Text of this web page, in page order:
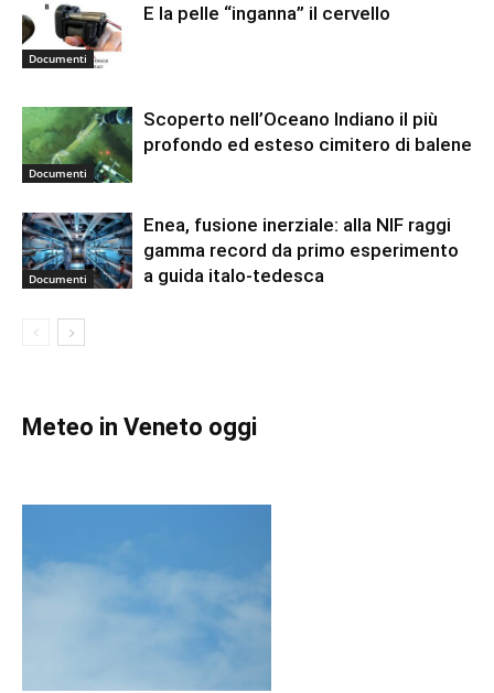
Documenti
E la pelle “inganna” il cervello
Documenti
Scoperto nell’Oceano Indiano il più
profondo ed esteso cimitero di balene
Documenti
Enea, fusione inerziale: alla NIF raggi
gamma record da primo esperimento
a guida italo-tedesca
Meteo in Veneto oggi